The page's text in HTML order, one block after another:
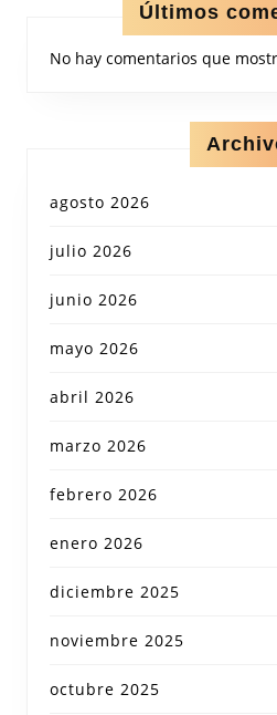
Últimos
No hay comentarios que
agosto 2026
julio 2026
junio 2026
mayo 2026
abril 2026
marzo 2026
febrero 2026
enero 2026
diciembre 2025
noviembre 2025
octubre 2025